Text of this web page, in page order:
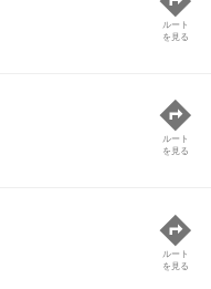
ルート
を見る
ルート
を見る
ルート
を見る